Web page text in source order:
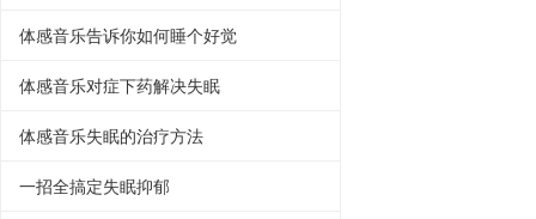
体感音乐告诉你如何睡个好觉
体感音乐对症下药解决失眠
体感音乐失眠的治疗方法
一招全搞定失眠抑郁